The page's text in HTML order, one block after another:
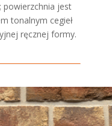
powierzchnia jest
tonalnym cegieł
ręcznej formy.